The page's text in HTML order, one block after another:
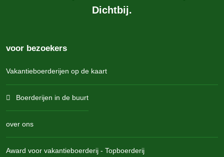
Dichtbij.
voor bezoekers
Vakantieboerderijen op de kaart
Boerderijen in de buurt
over ons
Award voor vakantieboerderij - Topboerderij